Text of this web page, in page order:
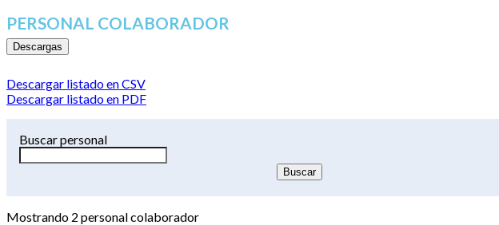
PERSONAL COLABORADOR
Descargas
Descargar listado en CSV
Descargar listado en PDF
Buscar personal
Mostrando 2 personal colaborador